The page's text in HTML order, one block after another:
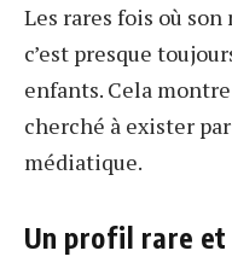
Les rares fois où
c’est presque
enfants. Cela montre
cherché à exister
médiatique.
Un profil rare